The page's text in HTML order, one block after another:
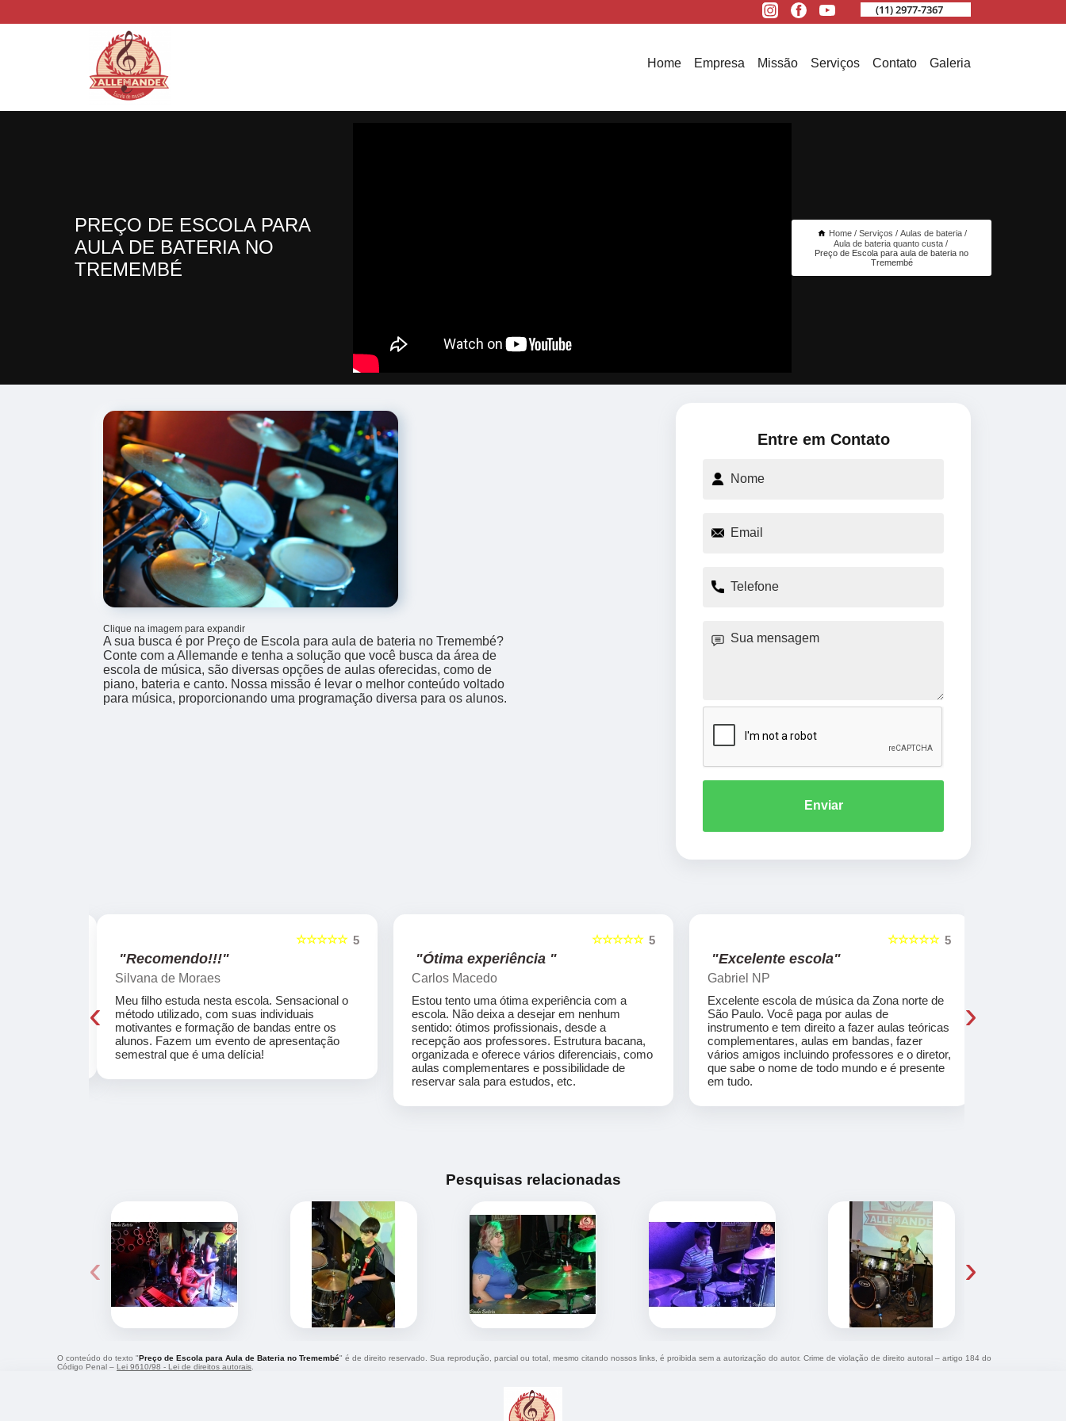
(11) 2977-7367
Home Empresa Missão Serviços Contato Galeria
PREÇO DE ESCOLA PARA
AULA DE BATERIA NO
TREMEMBÉ
Home Serviços
Aulas de bateria
Aula de bateria quanto custa
Preço de Escola para aula de bateria no
Tremembé
Clique na imagem para expandir
A sua busca é por Preço de Escola para aula de bateria no Tremembé?
Conte com a Allemande e tenha a solução que você busca da área de
escola de música, são diversas opções de aulas oferecidas, como de
piano, bateria e canto. Nossa missão é levar o melhor conteúdo voltado
para música, proporcionando uma programação diversa para os alunos.
Entre em Contato
Enviar
5
☆☆☆☆☆
"Recomendo!!!"
Silvana de Moraes
Meu filho estuda nesta escola. Sensacional o
método utilizado, com suas individuais
motivantes e formação de bandas entre os
alunos. Fazem um evento de apresentação
semestral que é uma delícia!
5
☆☆☆☆☆
"Ótima experiência "
Carlos Macedo
Estou tento uma ótima experiência com a
escola. Não deixa a desejar em nenhum
sentido: ótimos profissionais, desde a
recepção aos professores. Estrutura bacana,
organizada e oferece vários diferenciais, como
aulas complementares e possibilidade de
reservar sala para estudos, etc.
5
☆☆☆☆☆
"Excelente escola"
Gabriel NP
Excelente escola de música da Zona norte de
São Paulo. Você paga por aulas de
instrumento e tem direito a fazer aulas teóricas
complementares, aulas em bandas, fazer
vários amigos incluindo professores e o diretor,
que sabe o nome de todo mundo e é presente
em tudo.
‹ ›
Pesquisas relacionadas
‹ ›
O conteúdo do texto "Preço de Escola para Aula de Bateria no Tremembé" é de direito reservado. Sua reprodução, parcial ou total, mesmo citando nossos links, é proibida sem a autorização do autor. Crime de violação de direito autoral – artigo 184 do
Código Penal – Lei 9610/98 - Lei de direitos autorais